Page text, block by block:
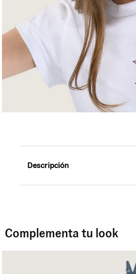
Descripción
Complementa tu look